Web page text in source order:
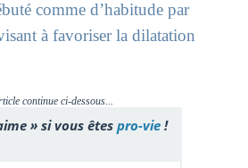
comme d’habitude par
à favoriser la dilatation
continue ci-dessous...
» si vous êtespro-vie !